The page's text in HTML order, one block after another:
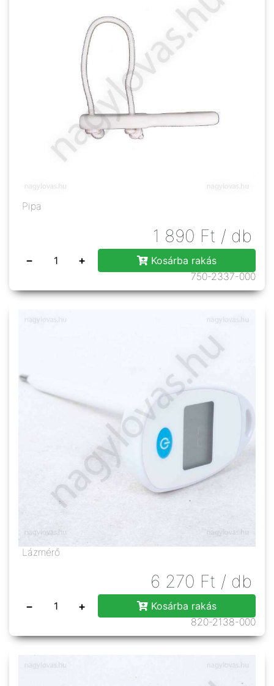
Pipa
1 890 Ft / db
− +
Kosárba rakás
750-2337-000
Lázmérő
6 270 Ft / db
− +
Kosárba rakás
820-2138-000